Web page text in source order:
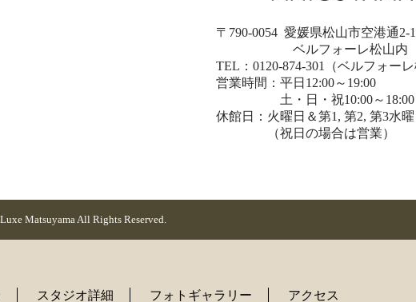
〒790-0054 愛媛県松山市空港通2-
ベルフォーレ松山内
TEL：0120-874-301（ベルフォーレ
営業時間：平日12:00～19:00
土・日・祝10:00～18:00
休館日：火曜日＆第1, 第2, 第3水曜
（祝日の場合は営業）
Matsuyama All Rights Reserved.
スタジオ詳細 フォトギャラリー アクセス